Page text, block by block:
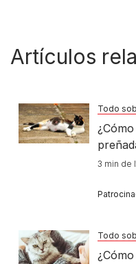
Artículos
Todo
3 min de
Todo